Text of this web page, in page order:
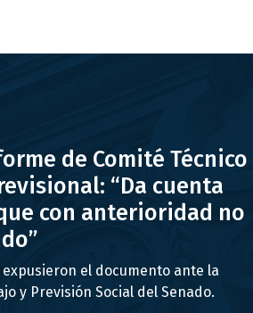
de Comité Técnico
“Da cuenta
con anterioridad no
expusieron el documento ante la
y Previsión Social del Senado.